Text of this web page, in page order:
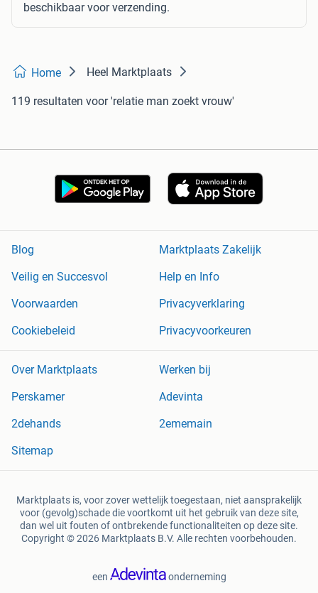
beschikbaar voor verzending.
Home Heel Marktplaats
119 resultaten voor 'relatie man zoekt vrouw'
Blog
Marktplaats Zakelijk
Veilig en Succesvol
Help en Info
Voorwaarden
Privacyverklaring
Cookiebeleid
Privacyvoorkeuren
Over Marktplaats
Werken bij
Perskamer
Adevinta
2dehands
2ememain
Sitemap
Marktplaats is, voor zover wettelijk toegestaan, niet aansprakelijk
voor (gevolg)schade die voortkomt uit het gebruik van deze site,
dan wel uit fouten of ontbrekende functionaliteiten op deze site.
Copyright © 2026 Marktplaats B.V. Alle rechten voorbehouden.
een onderneming